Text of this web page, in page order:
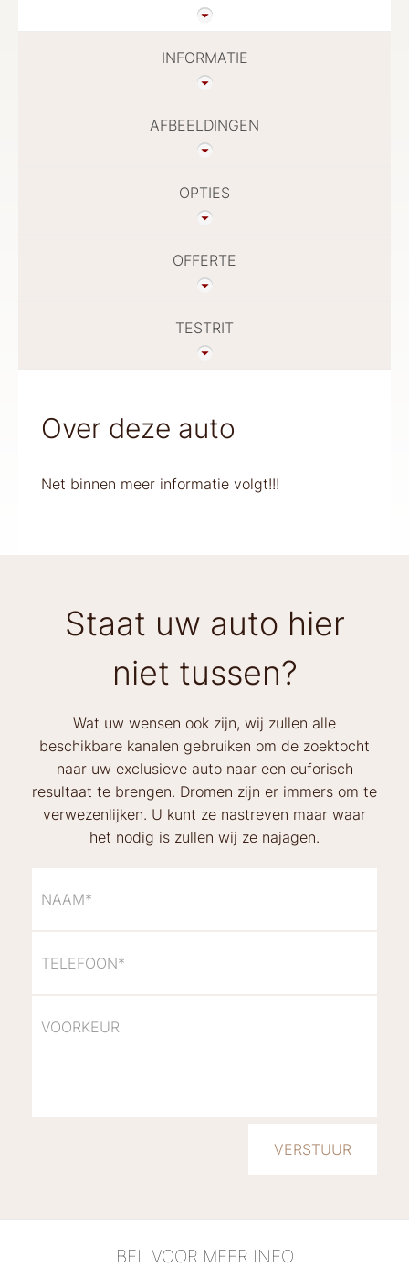
INFORMATIE
AFBEELDINGEN
OPTIES
OFFERTE
TESTRIT
Over deze auto
Net binnen meer informatie volgt!!!
Staat uw auto hier
niet tussen?
Wat uw wensen ook zijn, wij zullen alle
beschikbare kanalen gebruiken om de zoektocht
naar uw exclusieve auto naar een euforisch
resultaat te brengen. Dromen zijn er immers om te
verwezenlijken. U kunt ze nastreven maar waar
het nodig is zullen wij ze najagen.
BEL VOOR MEER INFO